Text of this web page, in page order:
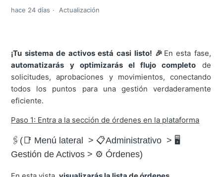
hace 24 días Actualización
¡Tu sistema de activos está casi listo! 🎉 En esta fase,
automatizarás y optimizarás el flujo completo de
solicitudes, aprobaciones y movimientos, conectando
todos los puntos para una gestión verdaderamente
eficiente.
Paso 1: Entra a la sección de órdenes en la plataforma
🖇️(📑 Menú lateral > 📋Administrativo > 🖥️
Gestión de Activos > ⚙️ Órdenes)